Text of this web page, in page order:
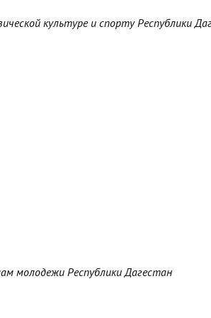
культуре и спорту Республики
молодежи Республики Дагестан